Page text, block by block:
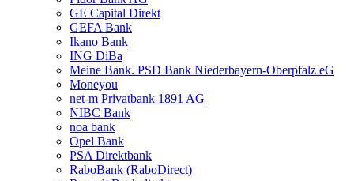
GE Capital Direkt
GEFA Bank
Ikano Bank
ING DiBa
Meine Bank. PSD Bank Nieder­bayern-Oberpfalz eG
Moneyou
net-m Privatbank 1891 AG
NIBC Bank
noa bank
Opel Bank
PSA Direktbank
RaboBank (RaboDirect)